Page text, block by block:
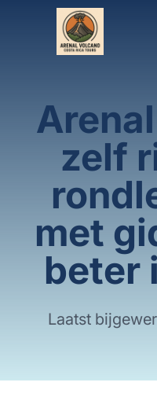
zelf
met
beter
Laatst